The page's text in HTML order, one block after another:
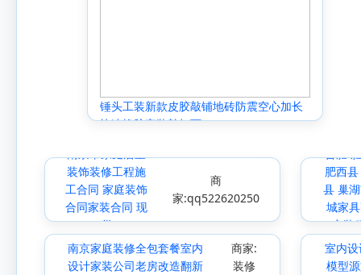
锤头工装新款皮胶敲铺地砖防震空心加长
快速橡胶家装敲打可
南京市家庭居室
装饰装修工程施
工合同 家庭装饰
合同家装合同 现
货
商
家:qq522620250
合肥
肥西
县 巢
城家
安装
南京家庭装修全包套餐室内
设计家装公司老房改造翻新
商家:
装修
室内
模型